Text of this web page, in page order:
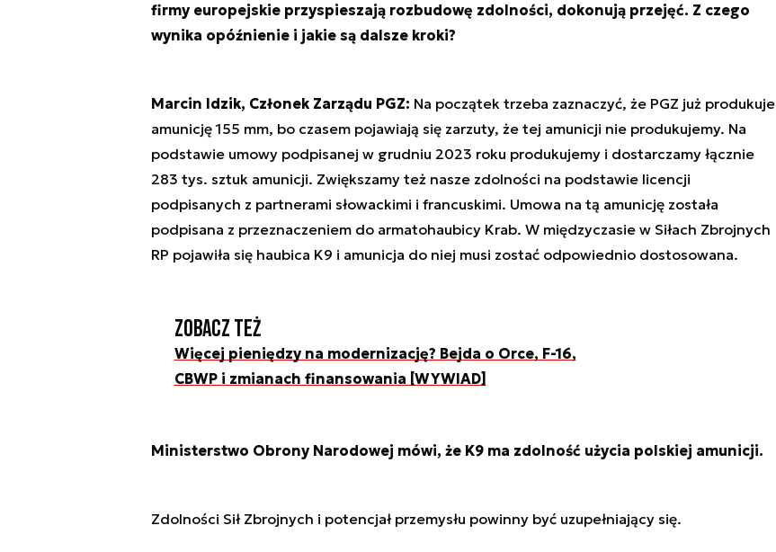
firmy europejskie przyspieszają rozbudowę zdolności, dokonują przejęć. Z czego
wynika opóźnienie i jakie są dalsze kroki?
Marcin Idzik, Członek Zarządu PGZ: Na początek trzeba zaznaczyć, że PGZ już produkuje
amunicję 155 mm, bo czasem pojawiają się zarzuty, że tej amunicji nie produkujemy. Na
podstawie umowy podpisanej w grudniu 2023 roku produkujemy i dostarczamy łącznie
283 tys. sztuk amunicji. Zwiększamy też nasze zdolności na podstawie licencji
podpisanych z partnerami słowackimi i francuskimi. Umowa na tą amunicję została
podpisana z przeznaczeniem do armatohaubicy Krab. W międzyczasie w Siłach Zbrojnych
RP pojawiła się haubica K9 i amunicja do niej musi zostać odpowiednio dostosowana.
Zobacz też
Więcej pieniędzy na modernizację? Bejda o Orce, F-16,
CBWP i zmianach finansowania [WYWIAD]
Ministerstwo Obrony Narodowej mówi, że K9 ma zdolność użycia polskiej amunicji.
Zdolności Sił Zbrojnych i potencjał przemysłu powinny być uzupełniający się.